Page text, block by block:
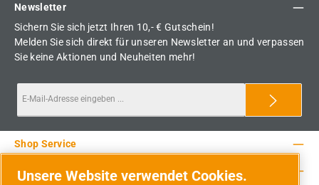
Newsletter
Sichern Sie sich jetzt Ihren 10,- € Gutschein!
Melden Sie sich direkt für unseren Newsletter an und verpassen
Sie keine Aktionen und Neuheiten mehr!
Shop Service
Rechtliche Hinweise
Unsere Website verwendet Cookies.